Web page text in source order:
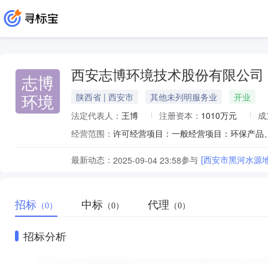
志博
环境
西安志博环境技术股份有限公司
陕西省 | 西安市 其他未列明服务业
开业
法定代表人： 王博 注册资本： 1010万元
经营范围：
最新动态： 2025-09-04 23:58参与 [西安市黑河水源
招标 （0） 中标 （0） 代理 （0）
招标分析